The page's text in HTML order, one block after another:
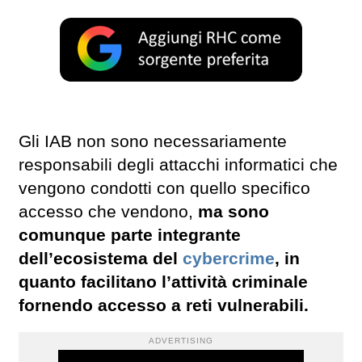
Gli IAB non sono necessariamente
responsabili degli attacchi informatici che
vengono condotti con quello specifico
accesso che vendono, ma sono
comunque parte integrante
dell’ecosistema del cybercrime, in
quanto facilitano l’attività criminale
fornendo accesso a reti vulnerabili.
ADVERTISING